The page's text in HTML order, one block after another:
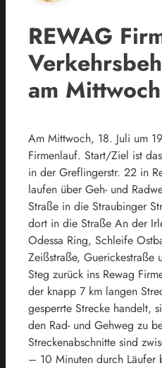
REWAG
am Mittwoch
Am Mittwoch, 18. Juli um
Firmenlauf. Start/Ziel ist
in der Greflingerstr. 22 in
laufen über Geh- und
Straße in die Straubinger
dort in die Straße An der
Odessa Ring, Schleife
Zeißstraße,
Steg zurück ins Rewag
der knapp 7 km langen
gesperrte Strecke handelt,
den Rad- und Gehweg zu
Streckenabschnitte sind
– 10 Minuten durch Läufer